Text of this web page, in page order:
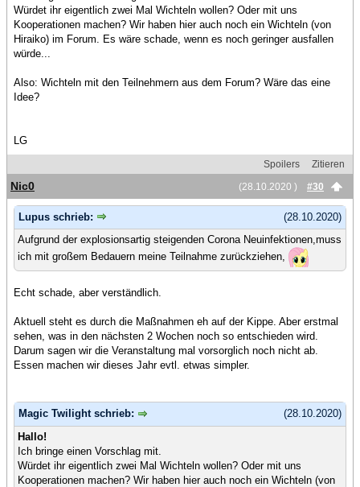
Würdet ihr eigentlich zwei Mal Wichteln wollen? Oder mit uns
Kooperationen machen? Wir haben hier auch noch ein Wichteln (von
Hiraiko) im Forum. Es wäre schade, wenn es noch geringer ausfallen
würde...
Also: Wichteln mit den Teilnehmern aus dem Forum? Wäre das eine
Idee?
LG
Spoilers
Zitieren
(28.10.2020 )
#30
Nic0
(28.10.2020)
Lupus schrieb:
Aufgrund der explosionsartig steigenden Corona Neuinfektionen,muss
ich mit großem Bedauern meine Teilnahme zurückziehen,
Echt schade, aber verständlich.
Aktuell steht es durch die Maßnahmen eh auf der Kippe. Aber erstmal
sehen, was in den nächsten 2 Wochen noch so entschieden wird.
Darum sagen wir die Veranstaltung mal vorsorglich noch nicht ab.
Essen machen wir dieses Jahr evtl. etwas simpler.
(28.10.2020)
Magic Twilight schrieb:
Hallo!
Ich bringe einen Vorschlag mit.
Würdet ihr eigentlich zwei Mal Wichteln wollen? Oder mit uns
Kooperationen machen? Wir haben hier auch noch ein Wichteln (von